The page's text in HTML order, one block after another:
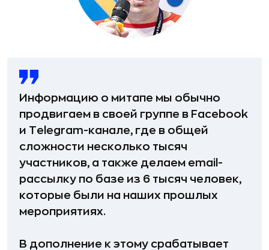
Информацию о митапе мы обычно
продвигаем в своей группе в Facebook
и Telegram-канале, где в общей
сложности несколько тысяч
участников, а также делаем email-
рассылку по базе из 6 тысяч человек,
которые были на наших прошлых
мероприятиях.
В дополнение к этому срабатывает